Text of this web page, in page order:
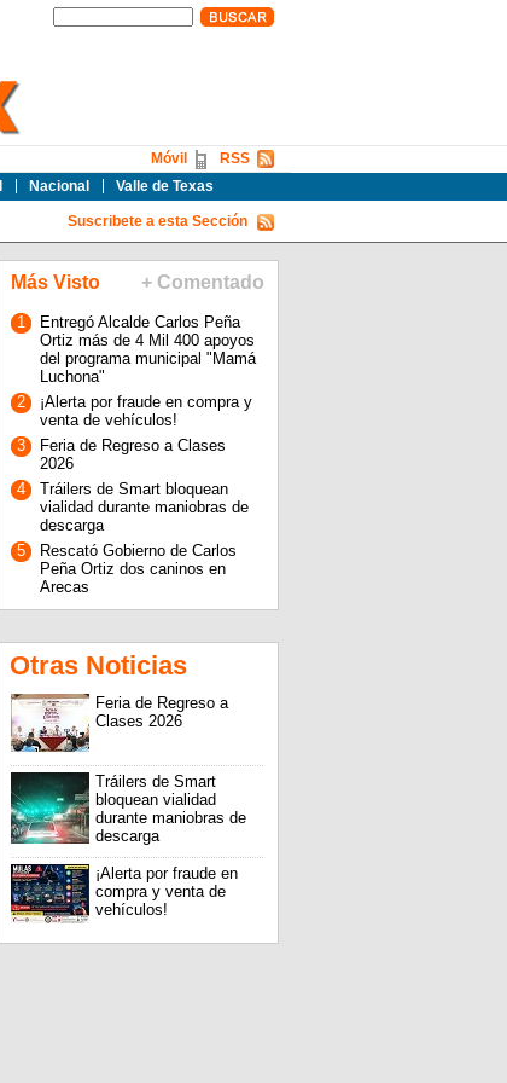
Nacional Valle de Texas
RSS
Móvil
Suscribete a esta Sección
Más Visto + Comentado
1
Entregó Alcalde Carlos Peña
Ortiz más de 4 Mil 400 apoyos
del programa municipal "Mamá
Luchona"
2
¡Alerta por fraude en compra y
venta de vehículos!
3
Feria de Regreso a Clases
2026
4
Tráilers de Smart bloquean
vialidad durante maniobras de
descarga
5
Rescató Gobierno de Carlos
Peña Ortiz dos caninos en
Arecas
Otras Noticias
Feria de Regreso a
Clases 2026
Tráilers de Smart
bloquean vialidad
durante maniobras de
descarga
¡Alerta por fraude en
compra y venta de
vehículos!